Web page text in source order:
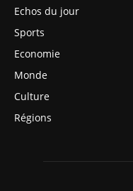
Echos du jour
Sports
Economie
Monde
Culture
Régions